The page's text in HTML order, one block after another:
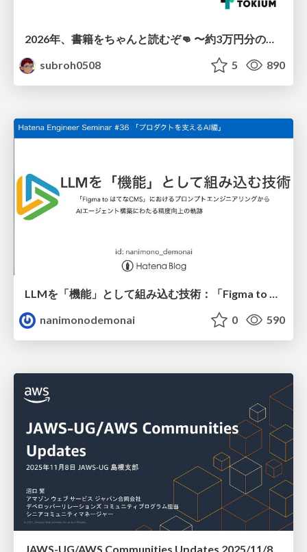
2026年、書籍をちゃんと読むぞ👊 〜約3万円分の書籍を積読にしないためにやること〜
subroh0508
5 890
LLMを「機能」として組み込む技術：「Figma to はてなCMS」におけるプロンプトエンジニアリングからAIエージェント構築にわたる精度向上の軌跡
nanimonodemonai
0 590